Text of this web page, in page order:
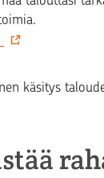
käsitys